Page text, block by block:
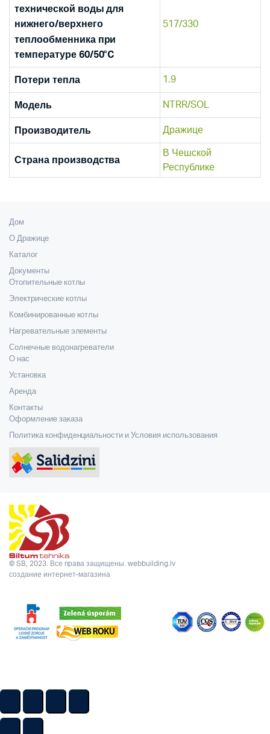
технической воды для
нижнего/верхнего
теплообменника при
температуре 60/50°C
517/330
Потери тепла 1.9
Модель NTRR/SOL
Производитель Дражице
Страна производства
В Чешской
Республике
Дом
О Дражице
Каталог
Документы
Отопительные котлы
Электрические котлы
Комбинированные котлы
Нагревательные элементы
Солнечные водонагреватели
О нас
Установка
Аренда
Контакты
Оформление заказа
Политика конфиденциальности и Условия использования
© SB, 2023. Все права защищены.webbuilding.lv
создание интернет-магазина